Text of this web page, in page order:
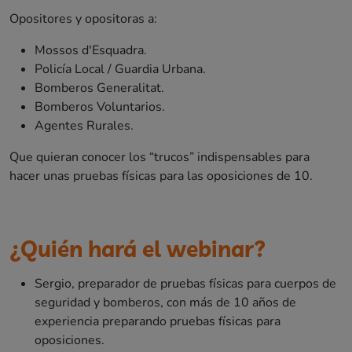
Opositores y opositoras a:
Mossos d'Esquadra.
Policía Local / Guardia Urbana.
Bomberos Generalitat.
Bomberos Voluntarios.
Agentes Rurales.
Que quieran conocer los “trucos” indispensables para
hacer unas pruebas físicas para las oposiciones de 10.
¿Quién hará el webinar?
Sergio, preparador de pruebas físicas para cuerpos de
seguridad y bomberos, con más de 10 años de
experiencia preparando pruebas físicas para
oposiciones.